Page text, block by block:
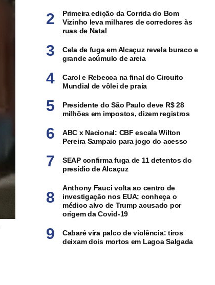
Primeira edição da Corrida do Bom
Vizinho leva milhares de corredores às
ruas de Natal
Cela de fuga em Alcaçuz revela buraco e
grande acúmulo de areia
Carol e Rebecca na final do Circuito
Mundial de vôlei de praia
Presidente do São Paulo deve R$ 28
milhões em impostos, dizem registros
ABC x Nacional: CBF escala Wilton
Pereira Sampaio para jogo do acesso
SEAP confirma fuga de 11 detentos do
presídio de Alcaçuz
Anthony Fauci volta ao centro de
investigação nos EUA; conheça o
médico alvo de Trump acusado por
origem da Covid-19
Cabaré vira palco de violência: tiros
deixam dois mortos em Lagoa Salgada